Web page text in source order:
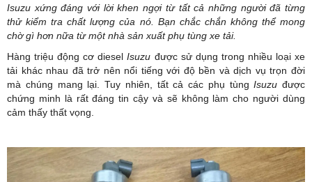
Isuzu xứng đáng với lời khen ngợi từ tất cả những người đã từng
thử kiểm tra chất lượng của nó. Bạn chắc chắn không thể mong
chờ gì hơn nữa từ một nhà sản xuất phụ tùng xe tải.
Hàng triệu động cơ dieselIsuzu được sử dụng trong nhiều loại xe
tải khác nhau đã trở nên nổi tiếng với độ bền và dịch vụ trọn đời
mà chúng mang lại. Tuy nhiên, tất cả các phụ tùngIsuzu được
chứng minh là rất đáng tin cậy và sẽ không làm cho người dùng
cảm thấy thất vọng.